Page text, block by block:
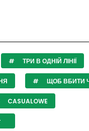
ТРИ В ОДНІЙ ЛІНІЇ
ЩОБ ВБИТИ
CASUALOWE